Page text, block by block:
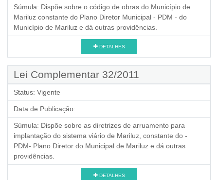
Súmula: Dispõe sobre o código de obras do Município de
Mariluz constante do Plano Diretor Municipal - PDM - do
Município de Mariluz e dá outras providências.
DETALHES
Lei Complementar 32/2011
Status: Vigente
Data de Publicação:
Súmula: Dispõe sobre as diretrizes de arruamento para
implantação do sistema viário de Mariluz, constante do -
PDM- Plano Diretor do Municipal de Mariluz e dá outras
providências.
DETALHES